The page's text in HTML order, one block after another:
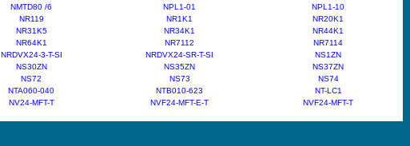
NMTD80 /6 NPL1-01
NPL1-10
NR119 NR1K1
NR20K1
NR31K5 NR34K1
NR44K1
NR64K1 NR7112
NR7114
NRDVX24-3-T-SI NRDVX24-SR-T-SI
NS1ZN
NS30ZN NS35ZN
NS37ZN
NS72 NS73
NS74
NTA060-040 NTB010-623
NT-LC1
NV24-MFT-T NVF24-MFT-E-T
NVF24-MFT-T